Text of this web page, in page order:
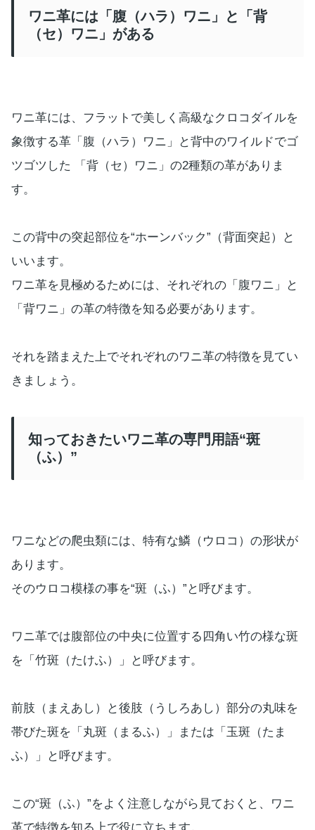
ワニ革には「腹（ハラ）ワニ」と「背
（セ）ワニ」がある
ワニ革には、フラットで美しく高級なクロコダイルを
象徴する革「腹（ハラ）ワニ」と背中のワイルドでゴ
ツゴツした 「背（セ）ワニ」の2種類の革がありま
す。
この背中の突起部位を“ホーンバック”（背面突起）と
いいます。
ワニ革を見極めるためには、それぞれの「腹ワニ」と
「背ワニ」の革の特徴を知る必要があります。
それを踏まえた上でそれぞれのワニ革の特徴を見てい
きましょう。
知っておきたいワニ革の専門用語“斑
（ふ）”
ワニなどの爬虫類には、特有な鱗（ウロコ）の形状が
あります。
そのウロコ模様の事を“斑（ふ）”と呼びます。
ワニ革では腹部位の中央に位置する四角い竹の様な斑
を「竹斑（たけふ）」と呼びます。
前肢（まえあし）と後肢（うしろあし）部分の丸味を
帯びた斑を「丸斑（まるふ）」または「玉斑（たま
ふ）」と呼びます。
この“斑（ふ）”をよく注意しながら見ておくと、ワニ